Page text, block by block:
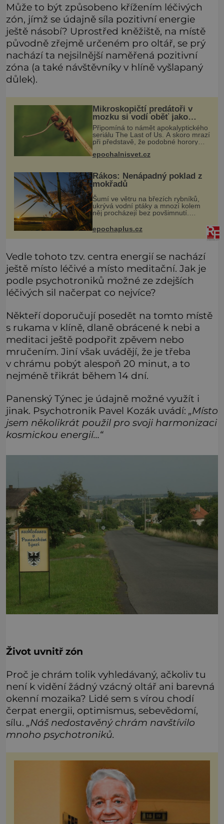
Může to být způsobeno křížením léčivých
zón, jímž se údajně síla pozitivní energie
ještě násobí? Uprostřed kněžiště, na místě
původně zřejmě určeném pro oltář, se prý
nachází ta nejsilnější naměřená pozitivní
zóna (a také návštěvníky v hlíně vyšlapaný
důlek).
Mikroskopičtí predátoři v
mozku si vodí oběť jako
loutku
Připomíná to námět apokalyptického
seriálu The Last of Us. A skoro mrazí
při představě, že podobné horory
probíhají v přírodě běžně – s tím
rozdílem, že nejde pouze o infekce
epochalnisvet.cz
Rákos: Nenápadný poklad z
mokřadů
Šumí ve větru na březích rybníků,
ukrývá vodní ptáky a mnozí kolem
něj procházejí bez povšimnutí.
Přesto právě rákos pomáhal stavět
domy, vyrábět lodě, zapisovat první
texty a inspiroval řadu pověstí.
epochaplus.cz
Vedle tohoto tzv. centra energií se nachází
ještě místo léčivé a místo meditační. Jak je
podle psychotroniků možné ze zdejších
léčivých sil načerpat co nejvíce?
Někteří doporučují posedět na tomto místě
s rukama v klíně, dlaně obrácené k nebi a
meditaci ještě podpořit zpěvem nebo
mručením. Jiní však uvádějí, že je třeba
v chrámu pobýt alespoň 20 minut, a to
nejméně třikrát během 14 dní.
Panenský Týnec je údajně možné využít i
jinak. Psychotronik Pavel Kozák uvádí: „Místo
jsem několikrát použil pro svoji harmonizaci
kosmickou energií…“
Život uvnitř zón
Proč je chrám tolik vyhledávaný, ačkoliv tu
není k vidění žádný vzácný oltář ani barevná
okenní mozaika? Lidé sem s vírou chodí
čerpat energii, optimismus, sebevědomí,
sílu. „Náš nedostavěný chrám navštívilo
mnoho psychotroniků.